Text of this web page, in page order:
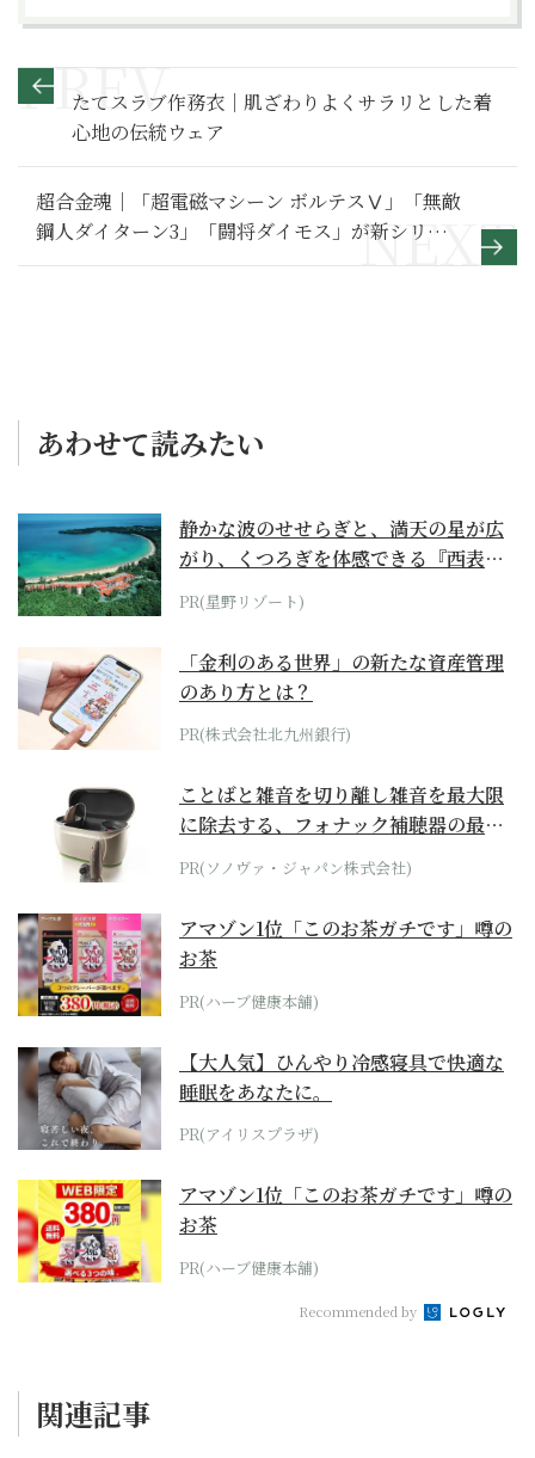
たてスラブ作務衣｜肌ざわりよくサラリとした着
心地の伝統ウェア
超合金魂｜「超電磁マシーン ボルテスⅤ」「無敵
鋼人ダイターン3」「闘将ダイモス」が新シリー
ズでついに登場！
あわせて読みたい
静かな波のせせらぎと、満天の星が広
がり、くつろぎを体感できる『西表島
ホテル by...
PR(星野リゾート)
「金利のある世界」の新たな資産管理
のあり方とは？
PR(株式会社北九州銀行)
ことばと雑音を切り離し雑音を最大限
に除去する、フォナック補聴器の最上
位モデル
PR(ソノヴァ・ジャパン株式会社)
アマゾン1位「このお茶ガチです」噂の
お茶
PR(ハーブ健康本舗)
【大人気】ひんやり冷感寝具で快適な
睡眠をあなたに。
PR(アイリスプラザ)
アマゾン1位「このお茶ガチです」噂の
お茶
PR(ハーブ健康本舗)
Recommended by
関連記事